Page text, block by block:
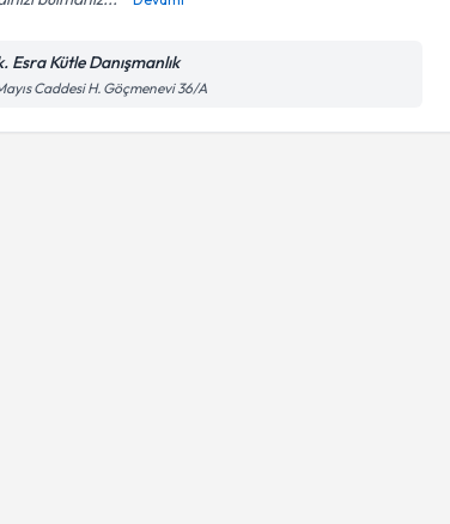
Esra Kütle Danışmanlık
Caddesi H. Göçmenevi 36/A